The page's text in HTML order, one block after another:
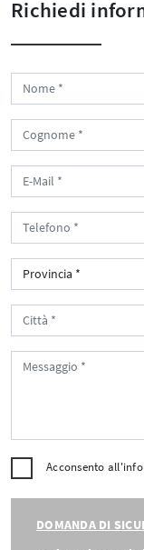
Richiedi
Acconsento
DOMANDA DI